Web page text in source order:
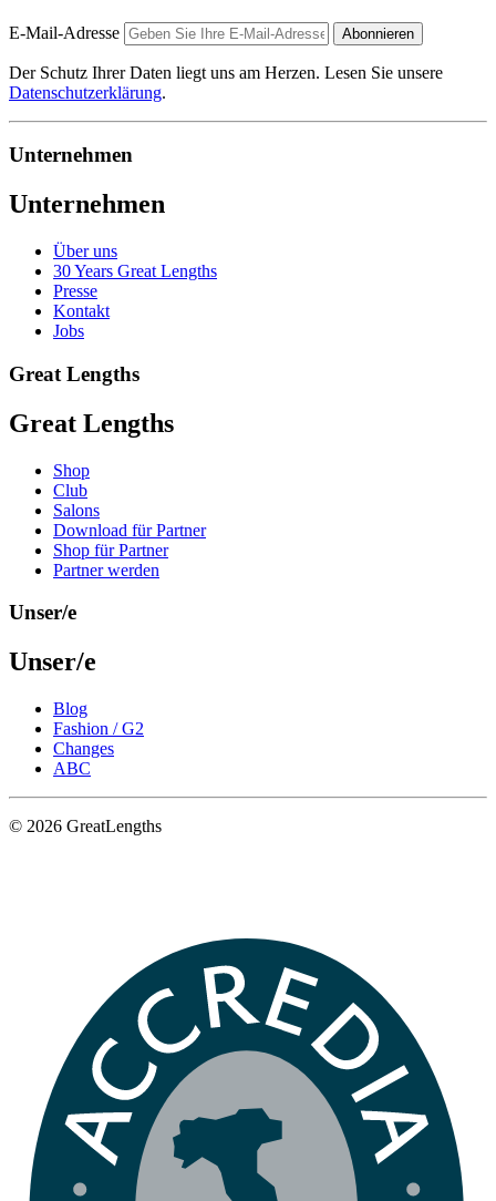
E-Mail-Adresse Abonnieren
Der Schutz Ihrer Daten liegt uns am Herzen. Lesen Sie unsere
Datenschutzerklärung.
Unternehmen
Unternehmen
Über uns
30 Years Great Lengths
Presse
Kontakt
Jobs
Great Lengths
Great Lengths
Shop
Club
Salons
Download für Partner
Shop für Partner
Partner werden
Unser/e
Unser/e
Blog
Fashion / G2
Changes
ABC
© 2026 GreatLengths